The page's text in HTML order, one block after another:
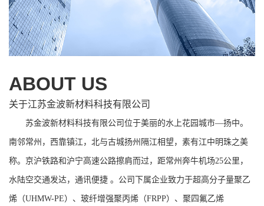
ABOUT US
关于江苏金波新材料科技有限公司
苏金波新材料科技有限公司位于美丽的水上花园城市—扬中。
南邻常州，西靠镇江，北与古城扬州隔江相望，素有江中明珠之美
称。京沪铁路和沪宁高速公路擦肩而过，距常州奔牛机场25公里，
水陆空交通发达，通讯便捷 。公司下属企业致力于超高分子量聚乙
烯（UHMW-PE）、玻纤增强聚丙烯（FRPP）、聚四氟乙烯